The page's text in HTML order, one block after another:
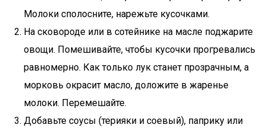
Молоки сполосните, нарежьте кусочками.
На сковороде или в сотейнике на масле поджарите
овощи. Помешивайте, чтобы кусочки прогревались
равномерно. Как только лук станет прозрачным, а
морковь окрасит масло, доложите в жаренье
молоки. Перемешайте.
Добавьте соусы (терияки и соевый), паприку или